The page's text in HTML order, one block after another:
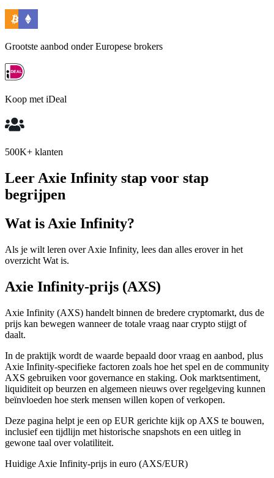
Grootste aanbod onder Europese brokers
Koop met iDeal
500K+ klanten
Leer Axie Infinity stap voor stap
begrijpen
Wat is Axie Infinity?
Als je wilt leren over Axie Infinity, lees dan alles erover in het
overzicht Wat is.
Axie Infinity-prijs (AXS)
Axie Infinity (AXS) handelt binnen de bredere cryptomarkt, dus de
prijs kan bewegen wanneer de totale vraag naar crypto stijgt of
daalt.
In de praktijk wordt de waarde bepaald door vraag en aanbod, plus
Axie Infinity-specifieke factoren zoals hoe het spel en de community
AXS gebruiken voor governance en staking. Ook marktsentiment,
liquiditeit op beurzen en algemeen nieuws over regelgeving kunnen
beïnvloeden hoe sterk mensen willen kopen of verkopen.
Deze pagina helpt je een op EUR gerichte kijk op AXS te bouwen,
inclusief een tijdlijn met historische snapshots en een uitleg in
gewone taal over volatiliteit.
Huidige Axie Infinity-prijs in euro (AXS/EUR)